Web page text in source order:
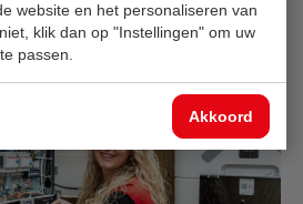
website en het personaliseren van
klik dan op "Instellingen" om uw
passen.
Akkoord
prettig is voor uw huis.